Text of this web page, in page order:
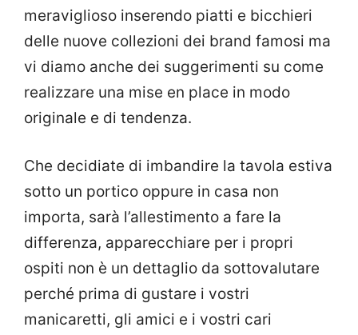
meraviglioso inserendo piatti e bicchieri
delle nuove collezioni dei brand famosi ma
vi diamo anche dei suggerimenti su come
realizzare una mise en place in modo
originale e di tendenza.
Che decidiate di imbandire la tavola estiva
sotto un portico oppure in casa non
importa, sarà l’allestimento a fare la
differenza, apparecchiare per i propri
ospiti non è un dettaglio da sottovalutare
perché prima di gustare i vostri
manicaretti, gli amici e i vostri cari